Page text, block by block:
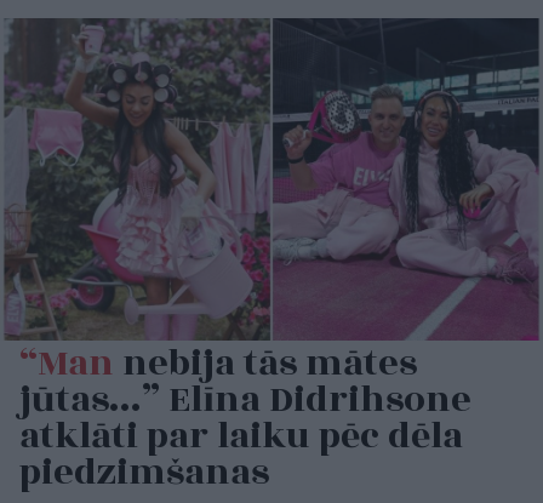
“Mannebija tās mātes
jūtas…” Elīna Didrihsone
atklāti par laiku pēc dēla
piedzimšanas